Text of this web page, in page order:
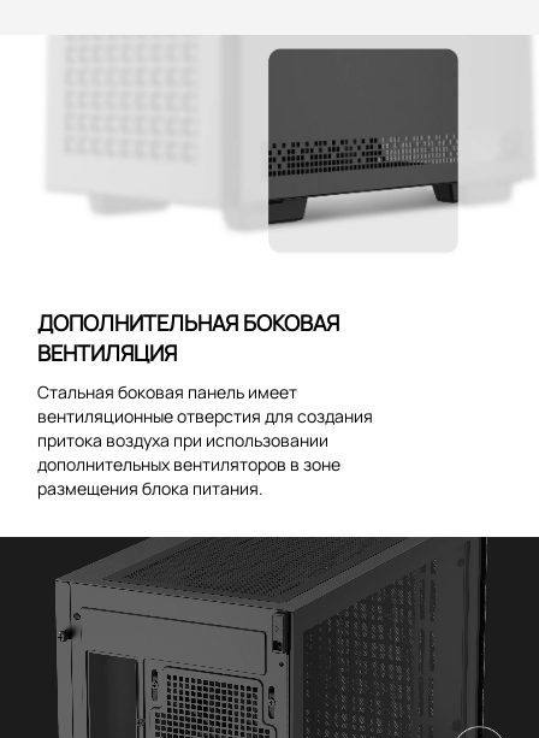
ДОПОЛНИТЕЛЬНАЯ БОКОВАЯ
ВЕНТИЛЯЦИЯ
Стальная боковая панель имеет
вентиляционные отверстия для создания
притока воздуха при использовании
дополнительных вентиляторов в зоне
размещения блока питания.